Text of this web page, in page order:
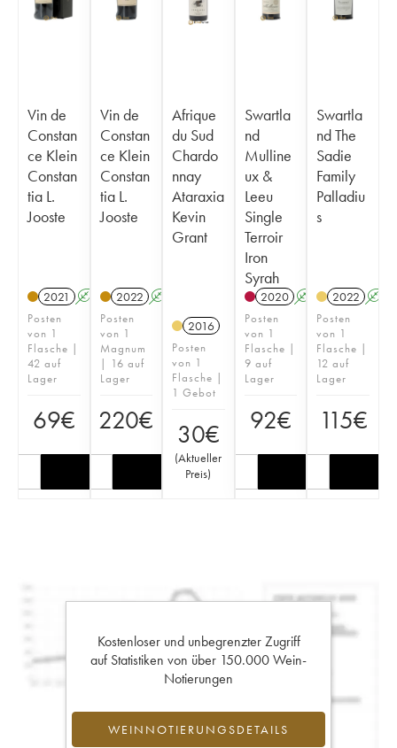
Vin de
Constan
ce Klein
Constan
tia L.
Jooste
2021 A T
Posten
von 1
Flasche |
42 auf
Lager
69€
Vin de
Constan
ce Klein
Constan
tia L.
Jooste
2022 A
Posten
von 1
Magnum
| 16 auf
Lager
220€
Afrique
du Sud
Chardo
nnay
Ataraxia
Kevin
Grant
2016
Posten
von 1
Flasche |
1 Gebot
30€
(Aktueller
Preis)
Swartla
nd
Mulline
ux &
Leeu
Single
Terroir
Iron
Syrah
2020 A
Posten
von 1
Flasche |
9 auf
Lager
92€
Swartla
nd The
Sadie
Family
Palladiu
s
2022 A
Posten
von 1
Flasche |
12 auf
Lager
115€
Kostenloser und unbegrenzter Zugriff
auf Statistiken von über 150.000 Wein-
Notierungen
WEINNOTIERUNGSDETAILS